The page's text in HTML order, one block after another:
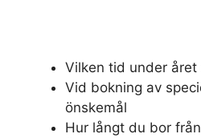
Vilken tid under
Vid bokning av
önskemål
Hur långt du bor